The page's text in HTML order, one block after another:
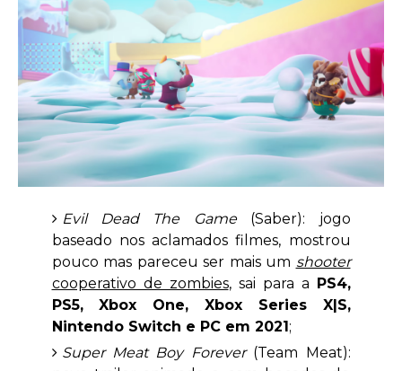
Evil Dead The Game(Saber): jogo
baseado nos aclamados filmes, mostrou
pouco mas pareceu ser mais um shooter
cooperativo de zombies, sai para a
PS4,
PS5, Xbox One, Xbox Series X|S,
Nintendo Switch e PC em 2021 ;
Super Meat Boy Forever(Team Meat):